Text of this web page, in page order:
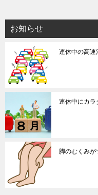
ビ
ゲ
ー
シ
ョ
お知らせ
連休中の高速
連休中にカラ
脚のむくみが